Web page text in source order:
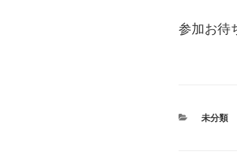
参加お待
カ
未分類